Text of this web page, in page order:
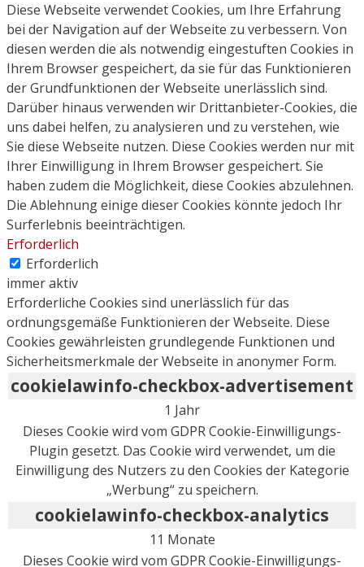
Diese Webseite verwendet Cookies, um Ihre Erfahrung
bei der Navigation auf der Webseite zu verbessern. Von
diesen werden die als notwendig eingestuften Cookies in
Ihrem Browser gespeichert, da sie für das Funktionieren
der Grundfunktionen der Webseite unerlässlich sind.
Darüber hinaus verwenden wir Drittanbieter-Cookies, die
uns dabei helfen, zu analysieren und zu verstehen, wie
Sie diese Webseite nutzen. Diese Cookies werden nur mit
Ihrer Einwilligung in Ihrem Browser gespeichert. Sie
haben zudem die Möglichkeit, diese Cookies abzulehnen.
Die Ablehnung einige dieser Cookies könnte jedoch Ihr
Surferlebnis beeinträchtigen.
Erforderlich
Erforderlich
immer aktiv
Erforderliche Cookies sind unerlässlich für das
ordnungsgemäße Funktionieren der Webseite. Diese
Cookies gewährleisten grundlegende Funktionen und
Sicherheitsmerkmale der Webseite in anonymer Form.
cookielawinfo-checkbox-advertisement
1 Jahr
Dieses Cookie wird vom GDPR Cookie-Einwilligungs-
Plugin gesetzt. Das Cookie wird verwendet, um die
Einwilligung des Nutzers zu den Cookies der Kategorie
„Werbung“ zu speichern.
cookielawinfo-checkbox-analytics
11 Monate
Dieses Cookie wird vom GDPR Cookie-Einwilligungs-